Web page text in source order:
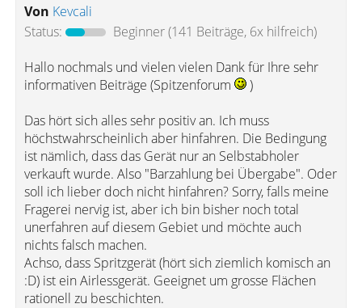
Von Kevcali
Status:
Beginner(141 Beiträge, 6x hilfreich)
Hallo nochmals und vielen vielen Dank für Ihre sehr
informativen Beiträge (Spitzenforum
)
Das hört sich alles sehr positiv an. Ich muss
höchstwahrscheinlich aber hinfahren. Die Bedingung
ist nämlich, dass das Gerät nur an Selbstabholer
verkauft wurde. Also "Barzahlung bei Übergabe". Oder
soll ich lieber doch nicht hinfahren? Sorry, falls meine
Fragerei nervig ist, aber ich bin bisher noch total
unerfahren auf diesem Gebiet und möchte auch
nichts falsch machen.
Achso, dass Spritzgerät (hört sich ziemlich komisch an
:D) ist ein Airlessgerät. Geeignet um grosse Flächen
rationell zu beschichten.